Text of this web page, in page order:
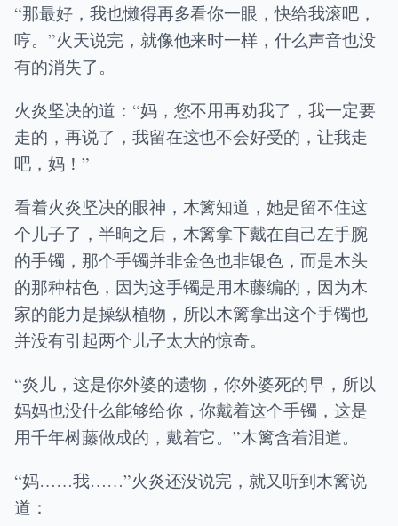
“那最好，我也懒得再多看你一眼，快给我滚吧，
哼。”火天说完，就像他来时一样，什么声音也没
有的消失了。
火炎坚决的道：“妈，您不用再劝我了，我一定要
走的，再说了，我留在这也不会好受的，让我走
吧，妈！”
看着火炎坚决的眼神，木篱知道，她是留不住这
个儿子了，半晌之后，木篱拿下戴在自己左手腕
的手镯，那个手镯并非金色也非银色，而是木头
的那种枯色，因为这手镯是用木藤编的，因为木
家的能力是操纵植物，所以木篱拿出这个手镯也
并没有引起两个儿子太大的惊奇。
“炎儿，这是你外婆的遗物，你外婆死的早，所以
妈妈也没什么能够给你，你戴着这个手镯，这是
用千年树藤做成的，戴着它。”木篱含着泪道。
“妈……我……”火炎还没说完，就又听到木篱说
道：